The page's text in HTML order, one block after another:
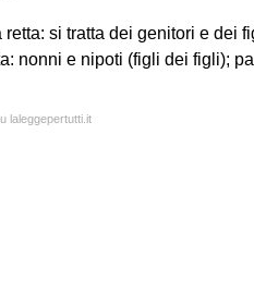
si tratta dei genitori e dei
nonni e nipoti (figli dei figli);
laleggepertutti.it